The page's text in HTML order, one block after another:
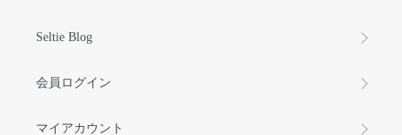
Seltie Blog
会員ログイン
マイアカウント